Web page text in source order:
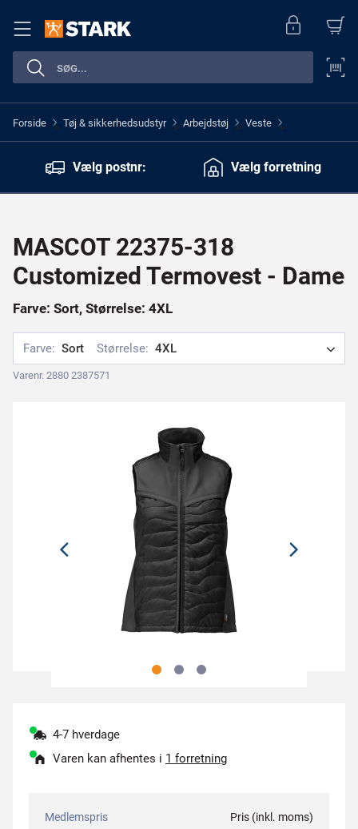
Forside > Tøj & sikkerhedsudstyr > Arbejdstøj > Veste >
Vælg postnr: Vælg forretning
MASCOT 22375-318
Customized Termovest - Dame
Farve: Sort, Størrelse: 4XL
Farve: Sort Størrelse: 4XL
Varenr. 2880 2387571
4-7 hverdage
Varen kan afhentes i 1 forretning
Medlemspris Pris (inkl. moms)